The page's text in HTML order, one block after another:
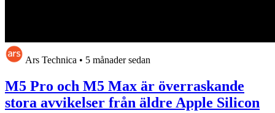
Ars Technica • 5 månader sedan
M5 Pro och M5 Max är överraskande
stora avvikelser från äldre Apple Silicon